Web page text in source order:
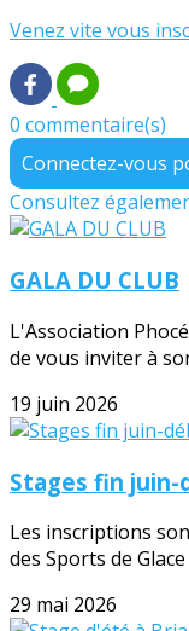
Venez vite vous
0 commentaire(s)
Connectez-vous
Consultez
GALA DU CLUB
L'Association
de vous inviter à
19 juin 2026
Stages fin
Les inscriptions
des Sports de
29 mai 2026